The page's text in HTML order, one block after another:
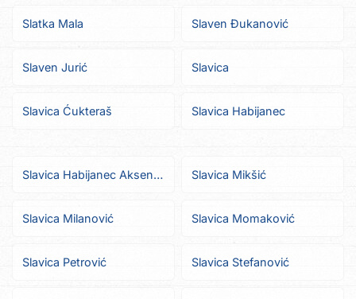
Slatka Mala Slaven Đukanović
Slaven Jurić Slavica
Slavica Ćukteraš Slavica Habijanec
Slavica Habijanec Aksentić Slavica Mikšić
Slavica Milanović Slavica Momaković
Slavica Petrović Slavica Stefanović